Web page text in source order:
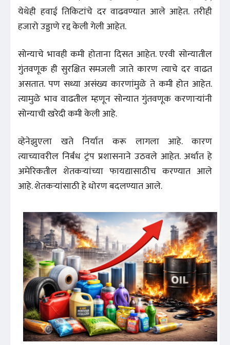
येथेही हवाई तिकिटांचे दर वाढवण्यात आले आहेत. तरीही
हजारो उड्डाणे रद्द केली गेली आहेत.
सोन्याचे भावही कमी होताना दिसत आहेत. एरवी सोन्यातील
गुंतवणूक ही सुरक्षित समजली जाते कारण त्याचे दर वाढत
असतात. पण सध्या असंख्य कारणांमुळे ते कमी होत आहेत.
त्यामुळे भाव वाढतील म्हणून सोन्यात गुंतवणूक करणाऱ्यांनी
सोन्याची खरेदी कमी केली आहे.
व्हेनेझुएला खते निर्यात करू लागला आहे. कारण
त्याच्यावरील निर्बंध ट्रंप प्रशासनाने उठवले आहेत. अर्थात हे
अमेरिकतील शेतकऱ्यांच्या फायद्यासाठीच करण्यात आले
आहे. शेतकऱ्यांसाठी हे धोरण बदलण्यात आले.